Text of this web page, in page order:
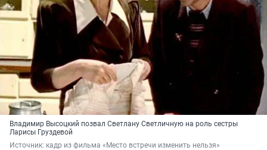
Владимир Высоцкий позвал Светлану Светличную на роль сестры
Ларисы Груздевой
Источник: кадр из фильма «Место встречи изменить нельзя»